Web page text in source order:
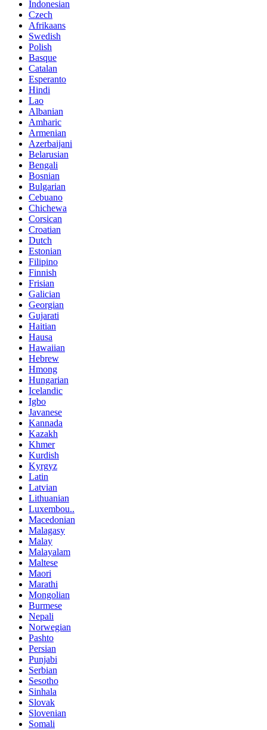
Indonesian
Czech
Afrikaans
Swedish
Polish
Basque
Catalan
Esperanto
Hindi
Lao
Albanian
Amharic
Armenian
Azerbaijani
Belarusian
Bengali
Bosnian
Bulgarian
Cebuano
Chichewa
Corsican
Croatian
Dutch
Estonian
Filipino
Finnish
Frisian
Galician
Georgian
Gujarati
Haitian
Hausa
Hawaiian
Hebrew
Hmong
Hungarian
Icelandic
Igbo
Javanese
Kannada
Kazakh
Khmer
Kurdish
Kyrgyz
Latin
Latvian
Lithuanian
Luxembou..
Macedonian
Malagasy
Malay
Malayalam
Maltese
Maori
Marathi
Mongolian
Burmese
Nepali
Norwegian
Pashto
Persian
Punjabi
Serbian
Sesotho
Sinhala
Slovak
Slovenian
Somali